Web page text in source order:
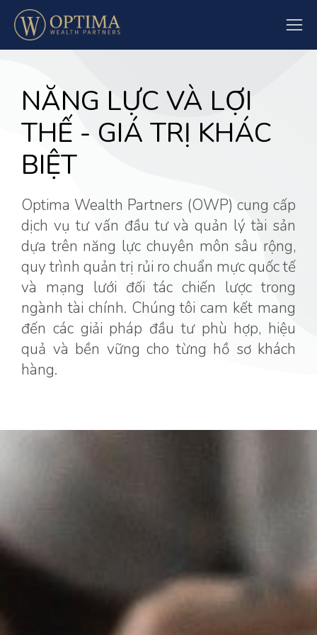
NĂNG LỰC VÀ LỢI
THẾ - GIÁ TRỊ KHÁC
BIỆT
Optima Wealth Partners (OWP) cung cấp
dịch vụ tư vấn đầu tư và quản lý tài sản
dựa trên năng lực chuyên môn sâu rộng,
quy trình quản trị rủi ro chuẩn mực quốc tế
và mạng lưới đối tác chiến lược trong
ngành tài chính. Chúng tôi cam kết mang
đến các giải pháp đầu tư phù hợp, hiệu
quả và bền vững cho từng hồ sơ khách
hàng.